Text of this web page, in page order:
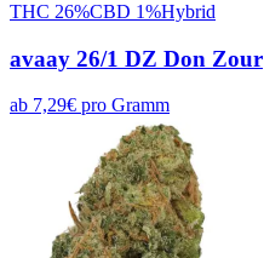
THC 26%CBD 1%Hybrid
avaay 26/1 DZ Don Zour
ab 7,29€ pro Gramm